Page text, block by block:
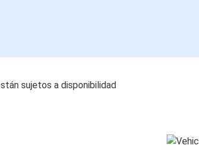
sujetos a disponibilidad